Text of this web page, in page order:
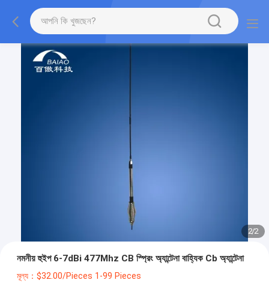
2/2
নমনীয় হুইপ 6-7dBi 477Mhz CB স্প্রিং অ্যান্টেনা বাহ্যিক Cb অ্যান্টেনা
মূল্য：$32.00/Pieces 1-99 Pieces